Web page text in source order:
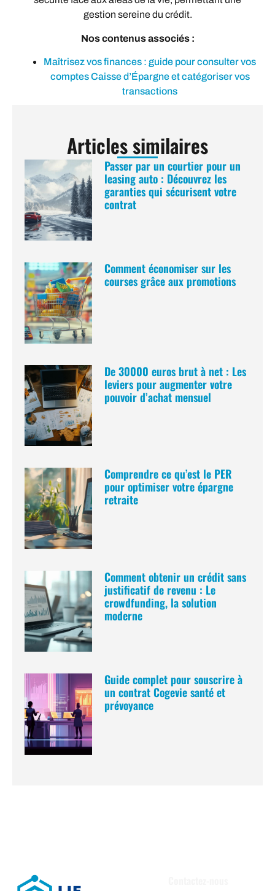
gestion sereine du crédit.
Nos contenus associés :
Maîtrisez vos finances : guide pour consulter vos
comptes Caisse d’Épargne et catégoriser vos
transactions
Articles similaires
Passer par un courtier pour un
leasing auto : Découvrez les
garanties qui sécurisent votre
contrat
Comment économiser sur les
courses grâce aux promotions
De 30000 euros brut à net : Les
leviers pour augmenter votre
pouvoir d’achat mensuel
Comprendre ce qu’est le PER
pour optimiser votre épargne
retraite
Comment obtenir un crédit sans
justificatif de revenu : Le
crowdfunding, la solution
moderne
Guide complet pour souscrire à
un contrat Cogevie santé et
prévoyance